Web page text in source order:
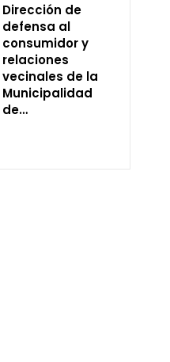
Dirección de
defensa al
consumidor y
relaciones
vecinales de la
Municipalidad
de…